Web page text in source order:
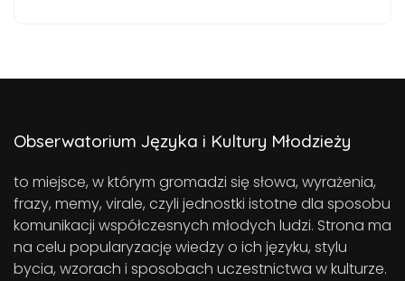
Obserwatorium Języka i Kultury Młodzieży
to miejsce, w którym gromadzi się słowa, wyrażenia,
frazy, memy, virale, czyli jednostki istotne dla sposobu
komunikacji współczesnych młodych ludzi. Strona ma
na celu popularyzację wiedzy o ich języku, stylu
bycia, wzorach i sposobach uczestnictwa w kulturze.